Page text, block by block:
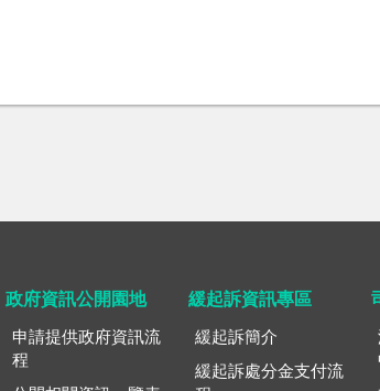
政府資訊公開園地
申請提供政府資訊流
程
緩起訴資訊專區
緩起訴簡介
緩起訴處分金支付流